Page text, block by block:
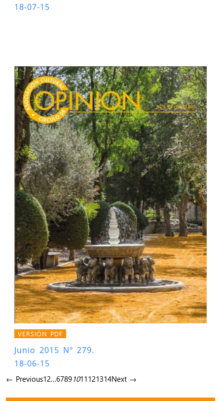
18-07-15
VERSIÓN PDF
Junio 2015 Nº 279.
18-06-15
← Previous12…67891011121314Next →